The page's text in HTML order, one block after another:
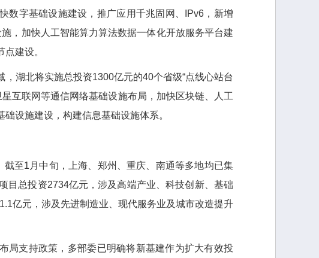
字基础设施建设，推广应用千兆固网、IPv6，新增
，加快人工智能算力算法数据一体化开放服务平台建
建设。
北将实施总投资1300亿元的40个省级“点线心站台
互联网等通信网络基础设施布局，加快区块链、人工
设施建设，构建信息基础设施体系。
至1月中旬，上海、郑州、重庆、南通等多地均已集
目总投资2734亿元，涉及高端产业、科技创新、基础
亿元，涉及先进制造业、现代服务业及城市改造提升
支持政策，多部委已明确将新基建作为扩大有效投